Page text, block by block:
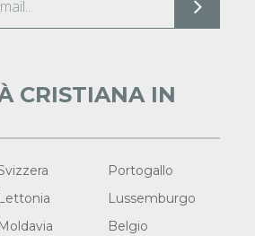
CRISTIANA IN
Portogallo
Lettonia
Lussemburgo
Moldavia
Belgio